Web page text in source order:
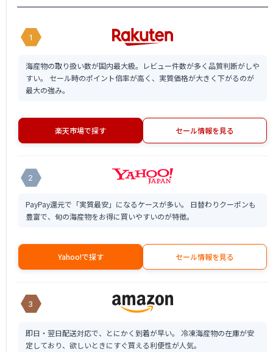
1
海産物の取り扱い数が国内最大級。レビュー件数が多く品質判断がしや
すい。 セール時のポイント倍率が高く、実質価格が大きく下がるのが
最大の強み。
楽天市場で探す セール情報を見る
2
PayPay還元で「実質最安」になるケースが多い。 日替わりクーポンも
豊富で、旬の海産物をお得に買いやすいのが特徴。
Yahoo!で探す セール情報を見る
3
即日・翌日配送対応で、とにかく到着が早い。 冷凍海産物の在庫が安
定しており、欲しいときにすぐ買える利便性が人気。